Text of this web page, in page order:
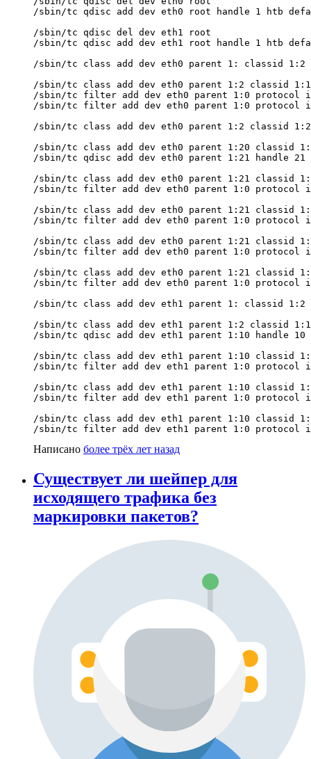
/sbin/tc qdisc add dev eth0 root handle 1 htb
/sbin/tc qdisc del dev eth1 root
/sbin/tc qdisc add dev eth1 root handle 1 htb
/sbin/tc class add dev eth0 parent 1: classid 1:2
/sbin/tc class add dev eth0 parent 1:2 classid
/sbin/tc filter add dev eth0 parent 1:0 protocol
/sbin/tc filter add dev eth0 parent 1:0 protocol
/sbin/tc class add dev eth0 parent 1:2 classid
/sbin/tc class add dev eth0 parent 1:20 classid
/sbin/tc qdisc add dev eth0 parent 1:21 handle
/sbin/tc class add dev eth0 parent 1:21 classid
/sbin/tc filter add dev eth0 parent 1:0 protocol
/sbin/tc class add dev eth0 parent 1:21 classid
/sbin/tc filter add dev eth0 parent 1:0 protocol
/sbin/tc class add dev eth0 parent 1:21 classid
/sbin/tc filter add dev eth0 parent 1:0 protocol
/sbin/tc class add dev eth0 parent 1:21 classid
/sbin/tc filter add dev eth0 parent 1:0 protocol
/sbin/tc class add dev eth1 parent 1: classid 1:2
/sbin/tc class add dev eth1 parent 1:2 classid
/sbin/tc qdisc add dev eth1 parent 1:10 handle
/sbin/tc class add dev eth1 parent 1:10 classid
/sbin/tc filter add dev eth1 parent 1:0 protocol
/sbin/tc class add dev eth1 parent 1:10 classid
/sbin/tc filter add dev eth1 parent 1:0 protocol
/sbin/tc class add dev eth1 parent 1:10 classid
Написано более трёх лет назад
Существует ли шейпер для
исходящего трафика без
маркировки пакетов?